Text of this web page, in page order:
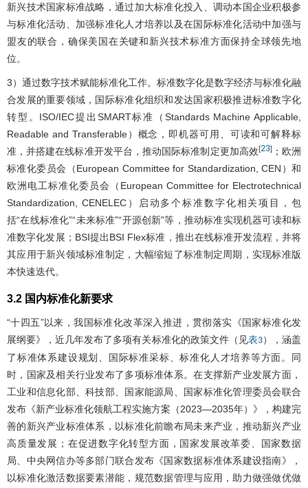
新兴技术国家标准战略，通过加大标准化投入、调动本国企业积极参
与标准化活动、加强标准化人才培养以及在国际标准化活动中加强与
盟友的联合，确保美国在关键和新兴技术标准方面保持全球领先地
位。
3）通过数字技术赋能标准化工作。标准数字化是数字经济与标准化融
合发展的重要领域，国际标准化组织和发达国家积极推进标准数字化
转型。ISO/IEC提出SMART标准（Standards Machine Applicable,
Readable and Transferable）概念，即机器可用、可读和可解释标
准，并搭建在线标准开发平台，推动国际标准制定更加高效[23]；欧洲
标准化委员会（European Committee for Standardization, CEN）和
欧洲电工标准化委员会（European Committee for Electrotechnical
Standardization, CENELEC）启动多个标准数字化相关项目，包
括“在线标准化”“未来标准”“开源创新”等，推动标准实现机器可读和标
准数字化发展；BSI提出BSI Flex标准，推出在线标准开发流程，并将
其应用于新兴领域标准制定，大幅缩短了标准制定周期，实现标准版
本快速迭代。
3.2 国内标准化新要求
“十四五”以来，我国标准化改革深入推进，贯彻落实《国家标准化发
展纲要》，近几年发布了多项有关标准化的政策文件（见表3），涵盖
了标准体系建设规划、国际标准采标、标准化人才培养等方面。同
时，国家及相关行业发布了多项标准体系。在支撑新产业发展方面，
工业和信息化部、科技部、国家能源局、国家标准化管理委员会联合
发布《新产业标准化领航工程实施方案（2023—2035年）》，构建完
善的新兴产业标准体系，以标准化前瞻布局未来产业，推动新兴产业
高质量发展；在促进数字化转型方面，国家发展改革委、国家数据
局、中央网信办等多部门联合发布《国家数据标准体系建设指南》，
以标准化激活数据要素潜能，规范数据管理与应用，助力做强做优做